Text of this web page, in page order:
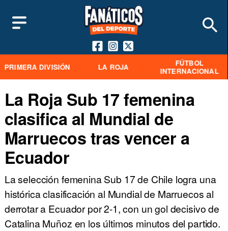
PRIMERA DIVISIÓN LA ROJA
FÚTBOL
INTERNACIONAL
La Roja Sub 17 femenina
clasifica al Mundial de
Marruecos tras vencer a
Ecuador
La selección femenina Sub 17 de Chile logra una
histórica clasificación al Mundial de Marruecos al
derrotar a Ecuador por 2-1, con un gol decisivo de
Catalina Muñoz en los últimos minutos del partido.